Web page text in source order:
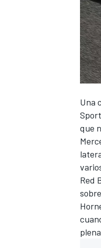
Una
que
Red